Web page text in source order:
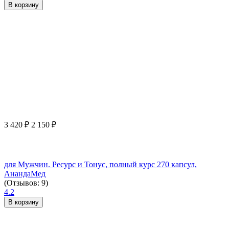
В корзину
3 420 ₽ 2 150 ₽
для Мужчин. Ресурс и Тонус, полный курс 270 капсул,
АнандаМед
(Отзывов: 9)
4.2
В корзину